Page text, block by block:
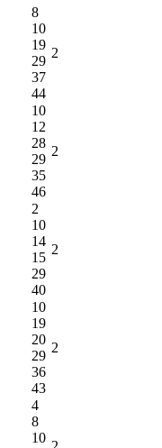
8
10
19
29
37
44
2
10
12
28
29
35
46
2
2
10
14
15
29
40
2
10
19
20
29
36
43
2
4
8
10